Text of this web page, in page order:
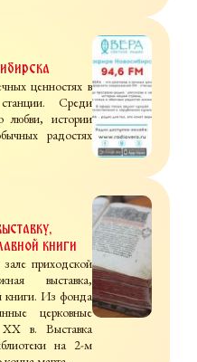
ценностях в
Среди
любви, истории
радостях
книги
приходской
выставка,
книги. Из фонда
церковные
в. Выставка
на 2-м